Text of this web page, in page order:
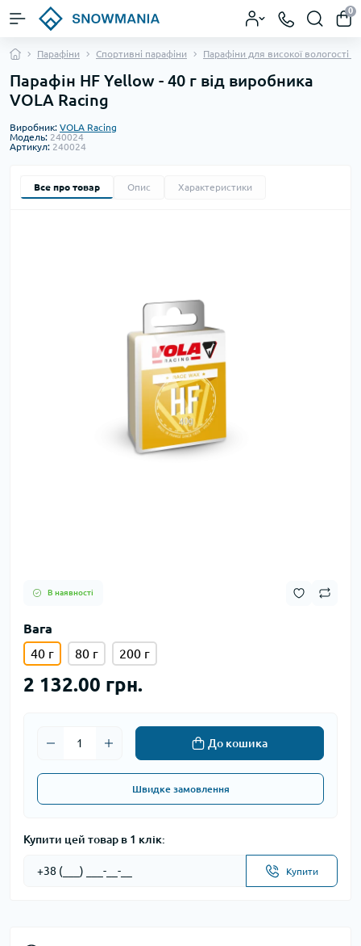
0
Парафіни Спортивні парафіни Парафіни для високої вологості
Парафін HF Yellow - 40 г від виробника
VOLA Racing
Виробник: VOLA Racing
Модель: 240024
Артикул: 240024
Все про товар Опис Характеристики
В наявності
Вага
40 г
80 г 200 г
2 132.00 грн.
До кошика
Швидке замовлення
Купити цей товар в 1 клік:
Купити